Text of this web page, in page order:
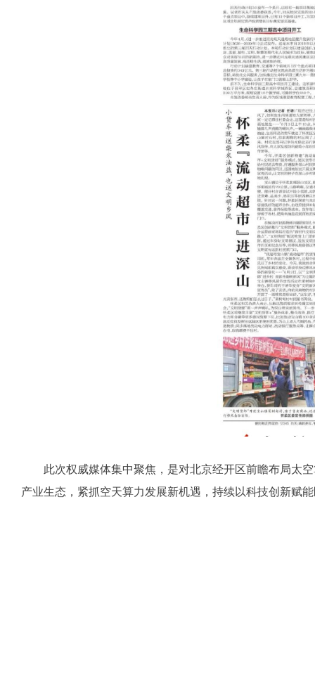
此次权威媒体集中聚焦，是对北京经开区前瞻布局太空
产业生态，紧抓空天算力发展新机遇，持续以科技创新赋